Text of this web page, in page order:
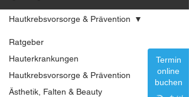
Termin
online
buchen
Ratgeber
Hauterkrankungen
Hautkrebsvorsorge & Prävention
Ästhetik, Falten & Beauty
Hautkrebsvorsorge & Prävention